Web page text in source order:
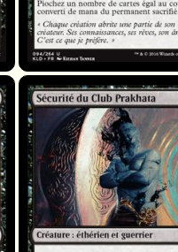
Sécurité du Club Prakhata